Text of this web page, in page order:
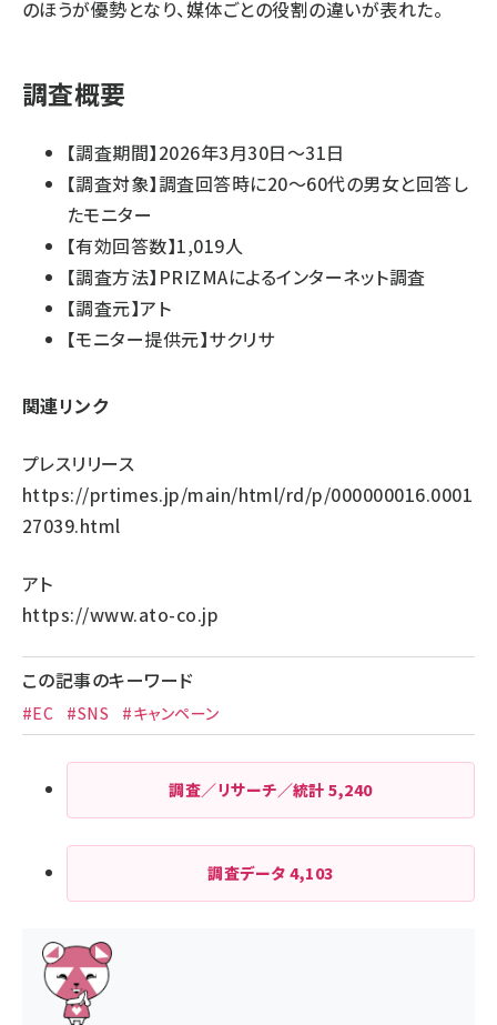
のほうが優勢となり、媒体ごとの役割の違いが表れた。
調査概要
【調査期間】2026年3月30日〜31日
【調査対象】調査回答時に20〜60代の男女と回答し
たモニター
【有効回答数】1,019人
【調査方法】PRIZMAによるインターネット調査
【調査元】アト
【モニター提供元】サクリサ
関連リンク
プレスリリース
https://prtimes.jp/main/html/rd/p/000000016.0001
27039.html
アト
https://www.ato-co.jp
この記事のキーワード
#EC #SNS #キャンペーン
調査／リサーチ／統計5,240
調査データ4,103